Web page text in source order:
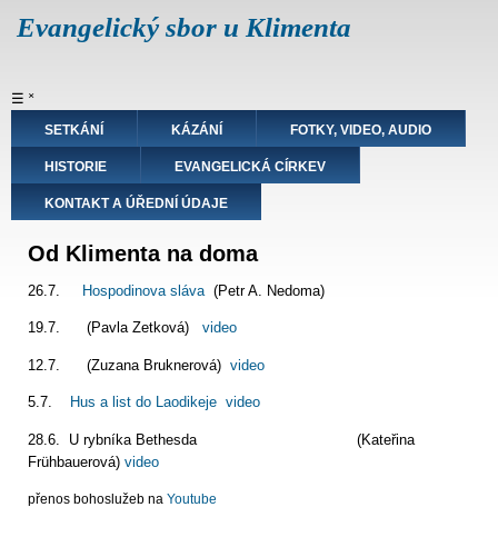
Evangelický sbor u Klimenta
Hlavní
navigace
☰ ˟
SETKÁNÍ KÁZÁNÍ FOTKY, VIDEO, AUDIO
HISTORIE EVANGELICKÁ CÍRKEV
KONTAKT A ÚŘEDNÍ ÚDAJE
Od Klimenta na doma
26.7. Hospodinova sláva (Petr A. Nedoma)
19.7. (Pavla Zetková) video
12.7. (Zuzana Bruknerová) video
5.7. Hus a list do Laodikeje video
28.6. U rybníka Bethesda (Kateřina
Frühbauerová) video
přenos bohoslužeb na Youtube